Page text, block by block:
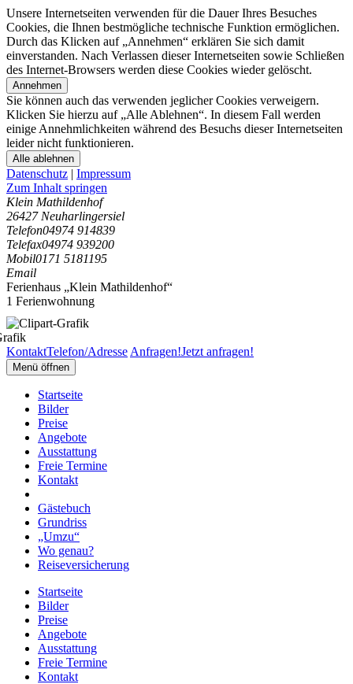
Unsere Internetseiten verwenden für die Dauer Ihres Besuches
Cookies, die Ihnen bestmögliche technische Funktion ermöglichen.
Durch das Klicken auf „Annehmen“ erklären Sie sich damit
einverstanden. Nach Verlassen dieser Internetseiten sowie Schließen
des Internet-Browsers werden diese Cookies wieder gelöscht.
Annehmen
Sie können auch das verwenden jeglicher Cookies verweigern.
Klicken Sie hierzu auf „Alle Ablehnen“. In diesem Fall werden
einige Annehmlichkeiten während des Besuchs dieser Internetseiten
leider nicht funktionieren.
Alle ablehnen
Datenschutz | Impressum
Zum Inhalt springen
Klein Mathildenhof
26427 Neuharlingersiel
Telefon04974 914839
Telefax04974 939200
Mobil0171 5181195
Email
Ferienhaus „Klein Mathildenhof“
1 Ferienwohnung
KontaktTelefon/Adresse Anfragen!Jetzt anfragen!
Menü öffnen
Startseite
Bilder
Preise
Angebote
Ausstattung
Freie Termine
Kontakt
Gästebuch
Grundriss
„Umzu“
Wo genau?
Reiseversicherung
Startseite
Bilder
Preise
Angebote
Ausstattung
Freie Termine
Kontakt